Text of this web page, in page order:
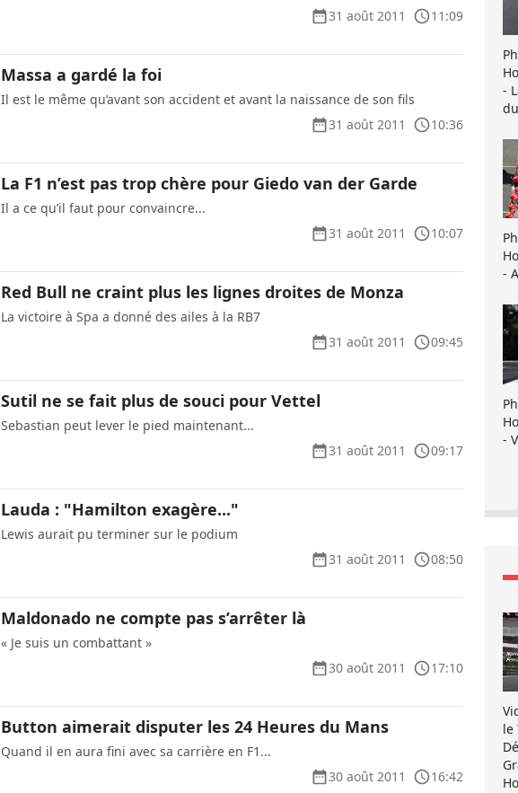
31 août 2011
11:09
Massa a gardé la foi
Il est le même qu’avant son accident et avant la naissance de son fils
31 août 2011
10:36
La F1 n’est pas trop chère pour Giedo van der Garde
Il a ce qu’il faut pour convaincre...
31 août 2011
10:07
Red Bull ne craint plus les lignes droites de Monza
La victoire à Spa a donné des ailes à la RB7
31 août 2011
09:45
Sutil ne se fait plus de souci pour Vettel
Sebastian peut lever le pied maintenant...
31 août 2011
09:17
Lauda : "Hamilton exagère..."
Lewis aurait pu terminer sur le podium
31 août 2011
08:50
Maldonado ne compte pas s’arrêter là
« Je suis un combattant »
30 août 2011
17:10
Button aimerait disputer les 24 Heures du Mans
Quand il en aura fini avec sa carrière en F1...
30 août 2011
16:42
-
-
-
le